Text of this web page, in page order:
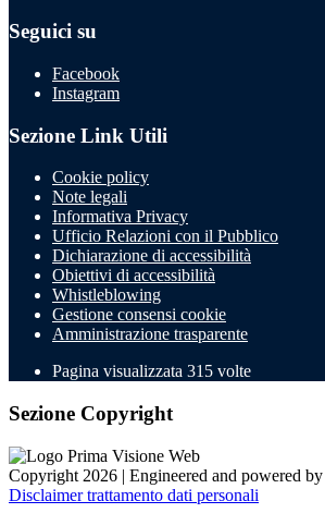
Seguici su
Facebook
Instagram
Sezione Link Utili
Cookie policy
Note legali
Informativa Privacy
Ufficio Relazioni con il Pubblico
Dichiarazione di accessibilità
Obiettivi di accessibilità
Whistleblowing
Gestione consensi cookie
Amministrazione trasparente
Pagina visualizzata 315 volte
Sezione Copyright
Copyright 2026 | Engineered and powered
Disclaimer trattamento dati personali